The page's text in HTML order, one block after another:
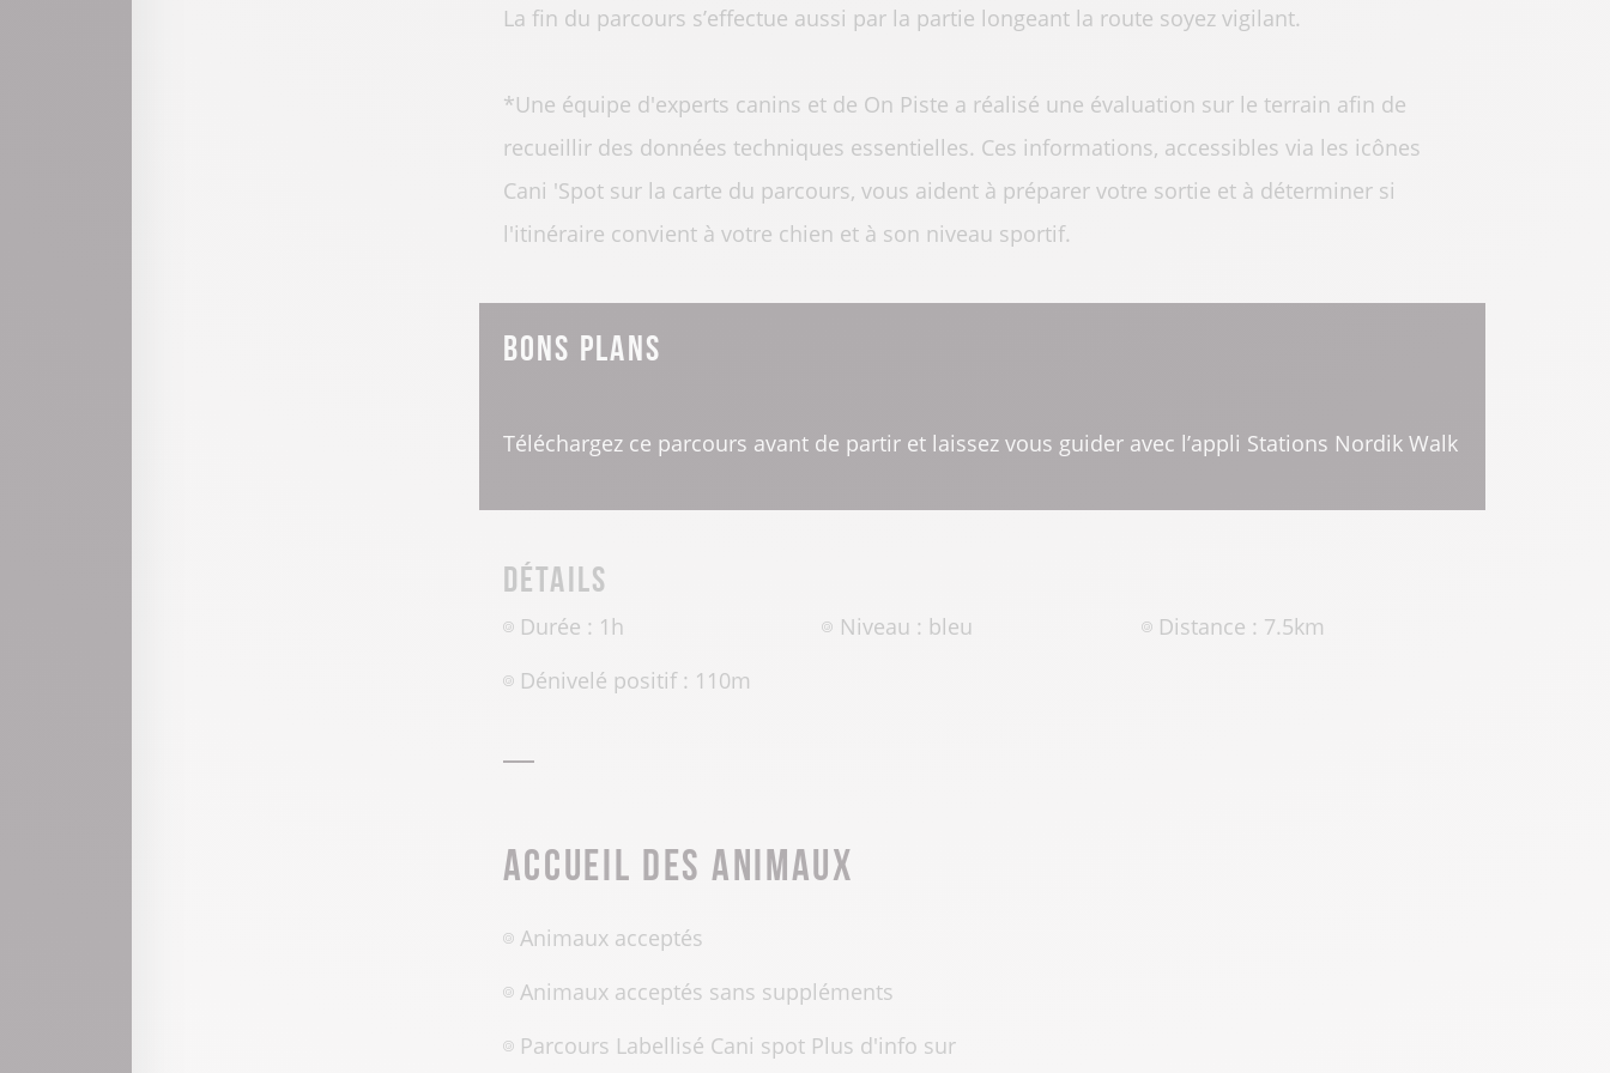
La fin du parcours s’effectue aussi par la partie longeant la route soyez vigilant.
*Une équipe d'experts canins et de On Piste a réalisé une évaluation sur le terrain afin de
recueillir des données techniques essentielles. Ces informations, accessibles via les icônes
Cani 'Spot sur la carte du parcours, vous aident à préparer votre sortie et à déterminer si
l'itinéraire convient à votre chien et à son niveau sportif.
Bons plans
Téléchargez ce parcours avant de partir et laissez vous guider avec l’appli Stations Nordik Walk
Détails
Durée : 1h Niveau : bleu
Distance : 7.5km
Dénivelé positif : 110m
Accueil des animaux
Animaux acceptés
Animaux acceptés sans suppléments
Parcours Labellisé Cani spot Plus d'info sur